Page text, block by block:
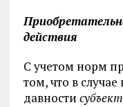
действия
С учетом норм
том, что в
давности